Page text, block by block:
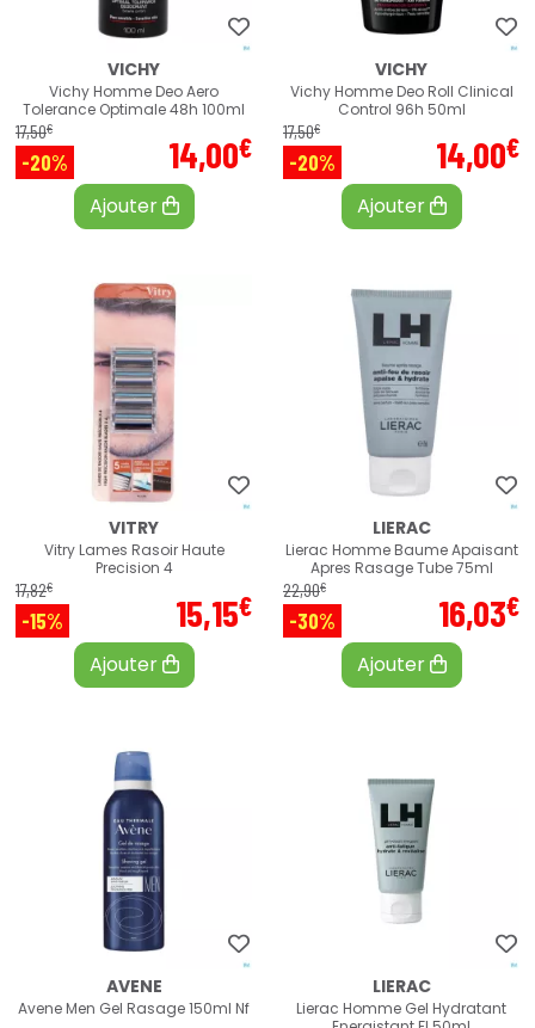
VICHY
Vichy Homme Deo Aero
Tolerance Optimale 48h 100ml
17,50€
-20% 14,00€
Ajouter
VICHY
Vichy Homme Deo Roll Clinical
Control 96h 50ml
17,50€
-20% 14,00€
Ajouter
VITRY
Vitry Lames Rasoir Haute
Precision 4
17,82€
-15% 15,15€
Ajouter
LIERAC
Lierac Homme Baume Apaisant
Apres Rasage Tube 75ml
22,90€
-30% 16,03€
Ajouter
AVENE
Avene Men Gel Rasage 150ml Nf
LIERAC
Lierac Homme Gel Hydratant